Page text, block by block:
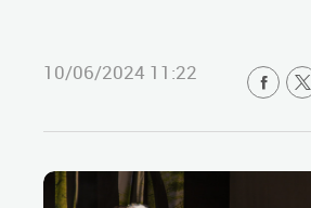
10/06/2024 11:22